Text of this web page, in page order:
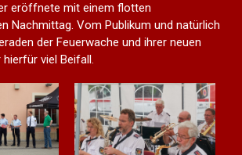
eröffnete mit einem flotten
Nachmittag. Vom Publikum und natürlich
der Feuerwache und ihrer neuen
viel Beifall.